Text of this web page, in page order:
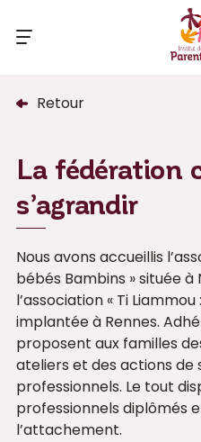
Retour
La fédération
s’agrandir
Nous avons accueillis
bébés Bambins » située
l’association « Ti
implantée à Rennes.
proposent aux familles
ateliers et des actions de
professionnels. Le tout
professionnels diplômés
l’attachement.